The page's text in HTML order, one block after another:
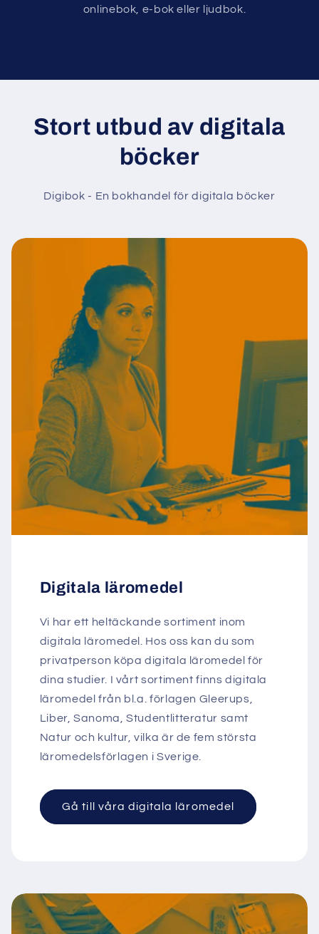
onlinebok, e-bok eller ljudbok.
Stort utbud av digitala
böcker
Digibok - En bokhandel för digitala böcker
Digitala läromedel
Vi har ett heltäckande sortiment inom
digitala läromedel. Hos oss kan du som
privatperson köpa digitala läromedel för
dina studier. I vårt sortiment finns digitala
läromedel från bl.a. förlagen Gleerups,
Liber, Sanoma, Studentlitteratur samt
Natur och kultur, vilka är de fem största
läromedelsförlagen i Sverige.
Gå till våra digitala läromedel